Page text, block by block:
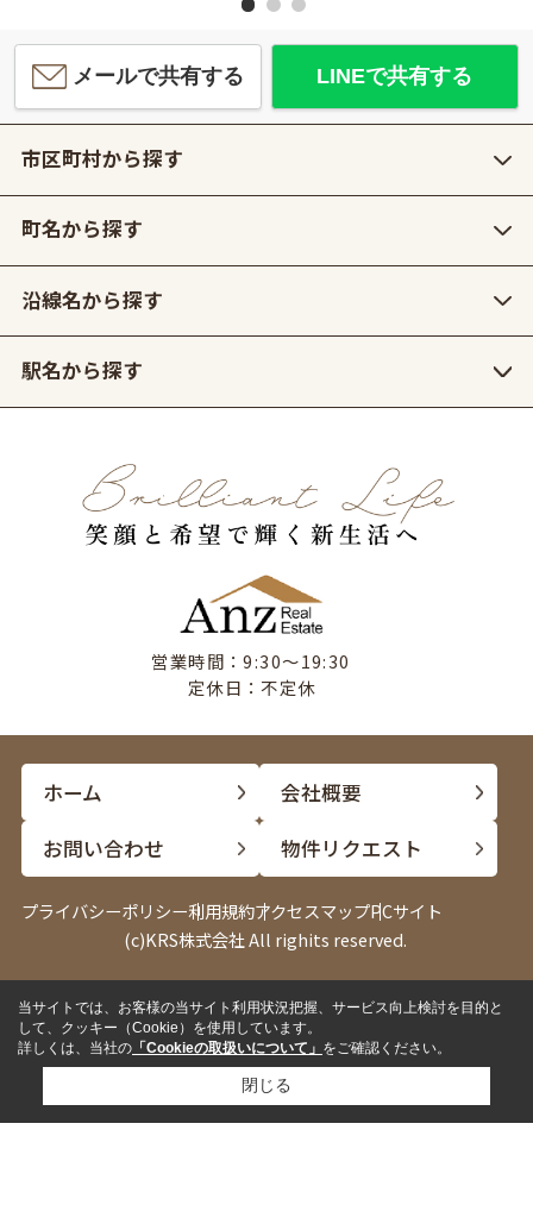
メールで共有する LINEで共有する
市区町村から探す
町名から探す
沿線名から探す
駅名から探す
営業時間：9:30〜19:30
定休日：不定休
ホーム
会社概要
お問い合わせ
物件リクエスト
プライバシーポリシー利用規約アクセスマップPCサイト
(c)KRS株式会社 All righits reserved.
当サイトでは、お客様の当サイト利用状況把握、サービス向上検討を目的と
して、クッキー（Cookie）を使用しています。
詳しくは、当社の 「Cookieの取扱いについて」 をご確認ください。
閉じる